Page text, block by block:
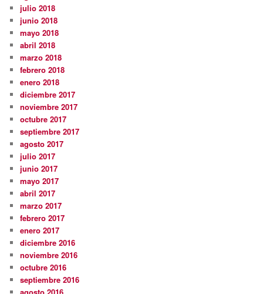
julio 2018
junio 2018
mayo 2018
abril 2018
marzo 2018
febrero 2018
enero 2018
diciembre 2017
noviembre 2017
octubre 2017
septiembre 2017
agosto 2017
julio 2017
junio 2017
mayo 2017
abril 2017
marzo 2017
febrero 2017
enero 2017
diciembre 2016
noviembre 2016
octubre 2016
septiembre 2016